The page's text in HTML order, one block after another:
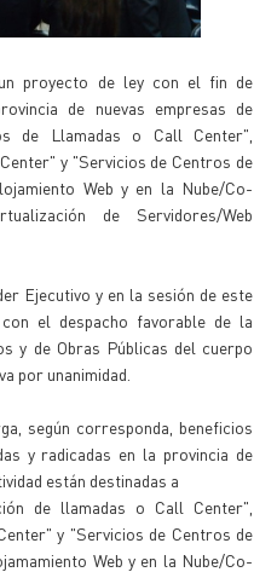
proyecto de ley con el fin de
de nuevas empresas de
de Llamadas o Call Center",
y "Servicios de Centros de
Web y en la Nube/Co-
de Servidores/Web
Ejecutivo y en la sesión de este
el despacho favorable de la
y de Obras Públicas del cuerpo
por unanimidad.
según corresponda, beneficios
y radicadas en la provincia de
están destinadas a
de llamadas o Call Center",
y "Servicios de Centros de
Web y en la Nube/Co-